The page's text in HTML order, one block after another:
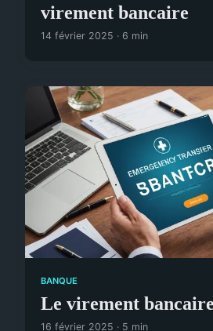
virement bancaire
14 février 2025 · 6 min
BANQUE
Le virement
16 février 2025 · 5 min